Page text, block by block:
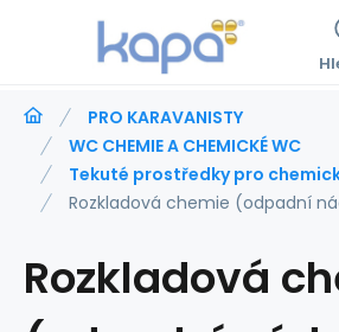
PRO KARAVANISTY
WC CHEMIE A CHEMICKÉ WC
Tekuté prostředky pro
Rozkladová chemie (odpadní
Rozkladová